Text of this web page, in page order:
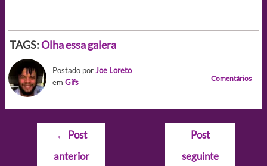
TAGS:Olha essa galera
Postado porJoe Loreto
em Gifs Comentários
Navegação
Post
← Post
anterior
Post
seguinte